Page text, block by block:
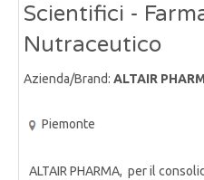
Scientifici -
Nutraceutico
Azienda/Brand: ALTAIR
Piemonte
ALTAIR PHARMA, per il